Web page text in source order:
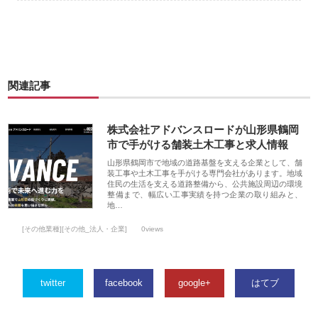
関連記事
株式会社アドバンスロードが山形県鶴岡
市で手がける舗装土木工事と求人情報
山形県鶴岡市で地域の道路基盤を支える企業として、舗
装工事や土木工事を手がける専門会社があります。地域
住民の生活を支える道路整備から、公共施設周辺の環境
整備まで、幅広い工事実績を持つ企業の取り組みと、
地…
[その他業種][その他_法人・企業] 0views
twitter facebook google+ はてブ